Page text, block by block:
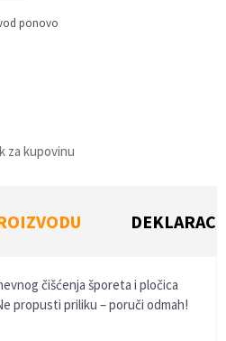
ponovo
za kupovinu
čišćenja šporeta i pločica
propusti priliku – poruči odmah!